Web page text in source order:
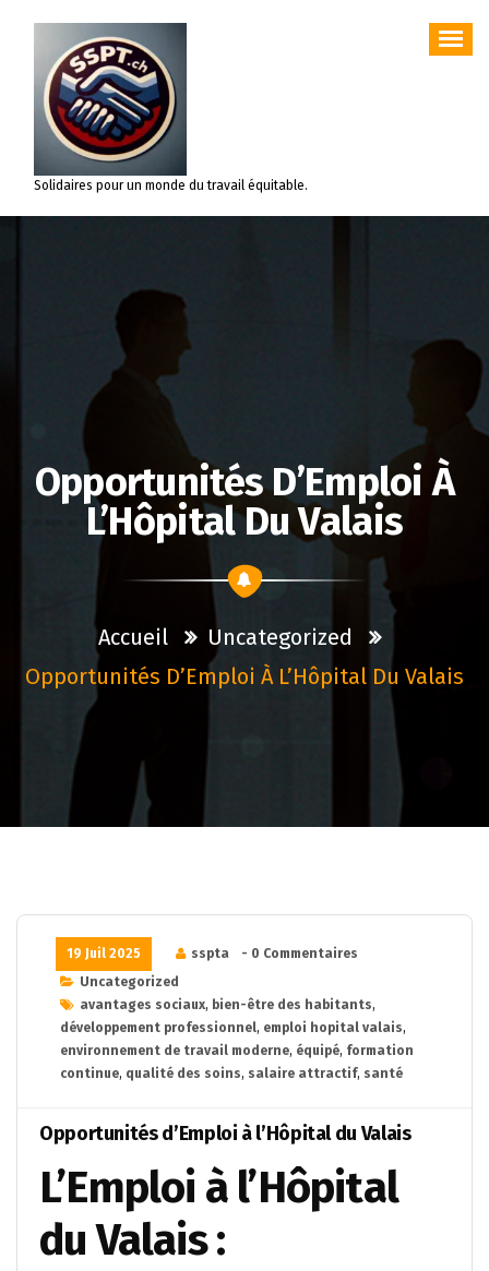
contenu
Solidaires pour un monde du travail équitable.
Opportunités D’Emploi À
L’Hôpital Du Valais
Accueil
Uncategorized
Opportunités D’Emploi À L’Hôpital Du Valais
19 Juil 2025 sspta
- 0 Commentaires
Uncategorized
avantages sociaux, bien-être des habitants,
développement professionnel, emploi hopital valais,
environnement de travail moderne, équipé, formation
continue, qualité des soins, salaire attractif, santé
Opportunités d’Emploi à l’Hôpital du Valais
L’Emploi à l’Hôpital
du Valais :